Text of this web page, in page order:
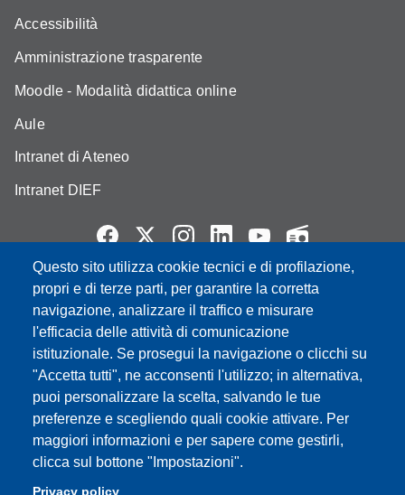
Questo sito utilizza cookie tecnici e di profilazione,
propri e di terze parti, per garantire la corretta
navigazione, analizzare il traffico e misurare
l'efficacia delle attività di comunicazione
istituzionale. Se prosegui la navigazione o clicchi su
"Accetta tutti", ne acconsenti l'utilizzo; in alternativa,
puoi personalizzare la scelta, salvando le tue
preferenze e scegliendo quali cookie attivare. Per
maggiori informazioni e per sapere come gestirli,
clicca sul bottone "Impostazioni".
Privacy policy
Accessibilità
Amministrazione trasparente
Moodle - Modalità didattica online
Aule
Intranet di Ateneo
Intranet DIEF
Partita IVA: 00427620364
e-mail: urp@unimore.it
PEC: primo contatto: urp@pec.unimore.it
Indirizzo ReGIndE per notifica Atti Processuali:
direzionelegale@pec.unimore.it
Sede di Modena: Via Università 4, 41121 Modena, Tel. 059
2056511 - Fax 059 245156
Sede di Reggio Emilia : Viale A. Allegri 9, 42121 Reggio
Emilia, Tel. 0522 523041 - Fax 0522 523045